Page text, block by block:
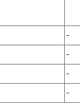
-
-
-
-